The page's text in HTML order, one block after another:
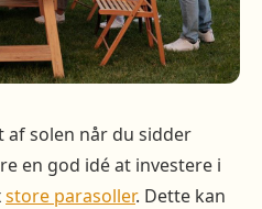
solen når du sidder
en god idé at investere i
store parasoller. Dette kan